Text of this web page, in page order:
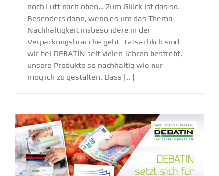
noch Luft nach oben… Zum Glück ist das so.
Besonders dann, wenn es um das Thema
Nachhaltigkeit insbesondere in der
Verpackungsbranche geht. Tatsächlich sind
wir bei DEBATIN seit vielen Jahren bestrebt,
unsere Produkte so nachhaltig wie nur
möglich zu gestalten. Dass [...]